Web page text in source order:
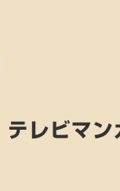
レビマ